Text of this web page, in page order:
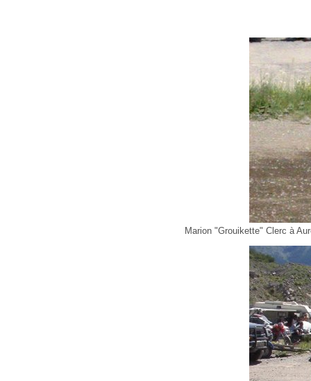
Marion "Grouikette" Clerc à